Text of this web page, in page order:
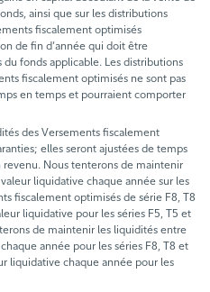
ainsi que sur les distributions
fiscalement optimisés
de fin d’année qui doit être
fonds applicable. Les distributions
fiscalement optimisés ne sont pas
en temps et pourraient comporter
des Versements fiscalement
elles seront ajustées de temps
Nous tenterons de maintenir
liquidative chaque année sur les
fiscalement optimisés de série F8, T8
liquidative pour les séries F5, T5 et
de maintenir les liquidités entre
année pour les séries F8, T8 et
liquidative chaque année pour les